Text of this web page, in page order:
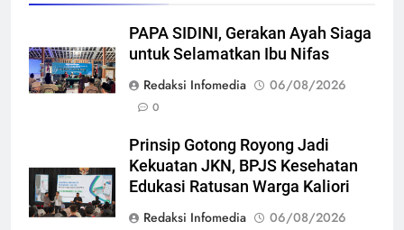
PAPA SIDINI, Gerakan Ayah Siaga
untuk Selamatkan Ibu Nifas
Redaksi Infomedia
06/08/2026
0
Prinsip Gotong Royong Jadi
Kekuatan JKN, BPJS Kesehatan
Edukasi Ratusan Warga Kaliori
Redaksi Infomedia
06/08/2026